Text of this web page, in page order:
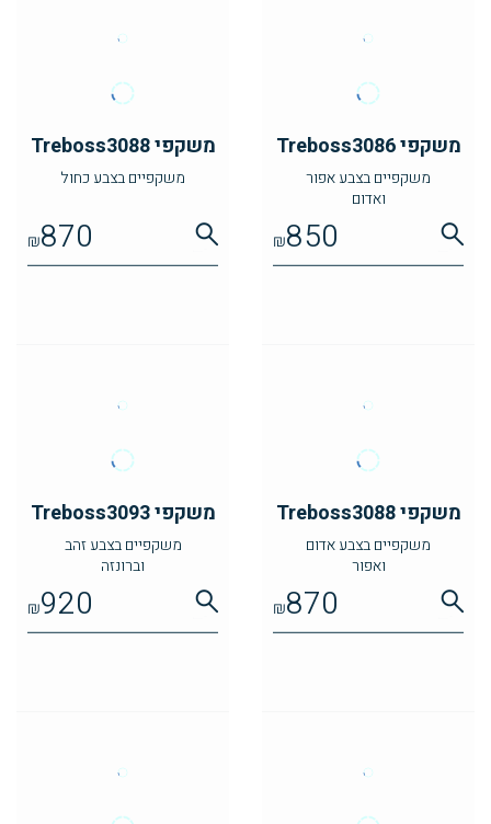
משקפי Treboss3086
משקפיים בצבע אפור
ואדום
₪850
משקפי Treboss3088
משקפיים בצבע כחול
₪870
משקפי Treboss3088
משקפיים בצבע אדום
ואפור
₪870
משקפי Treboss3093
משקפיים בצבע זהב
וברונזה
₪920